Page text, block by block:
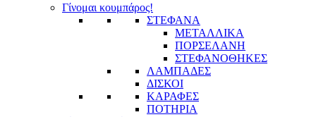
Γίνομαι κουμπάρος!
ΣΤΕΦΑΝΑ
ΜΕΤΑΛΛΙΚΑ
ΠΟΡΣΕΛΑΝΗ
ΣΤΕΦΑΝΟΘΗΚΕΣ
ΛΑΜΠΑΔΕΣ
ΔΙΣΚΟΙ
ΚΑΡΑΦΕΣ
ΠΟΤΗΡΙΑ